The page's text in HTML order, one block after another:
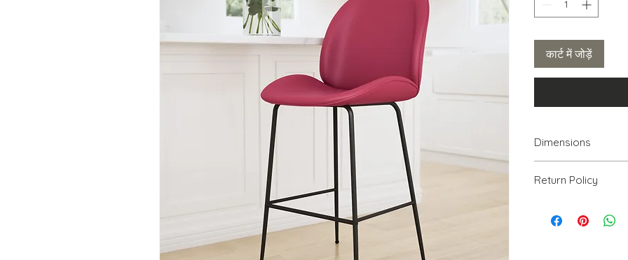
कार्ट में जोड़ें
Dimensions
Return Policy
PRODUCT, THAT IS